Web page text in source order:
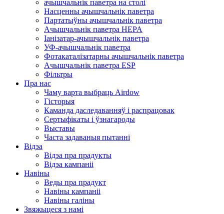
ачышчальнік паветра на столі
Насценны ачышчальнік паветра
Партатыўны ачышчальнік паветра
Ачышчальнік паветра HEPA
Іанізатар-ачышчальнік паветра
УФ-ачышчальнік паветра
Фотакаталізатарны ачышчальнік паветра
Ачышчальнік паветра ESP
Фільтры
Пра нас
Чаму варта выбраць Airdow
Гісторыя
Каманда даследаванняў і распрацовак
Сертыфікаты і ўзнагароды
Выставы
Часта задаваныя пытанні
Відэа
Відэа пра прадукты
Відэа кампаніі
Навіны
Веды пра прадукт
Навіны кампаніі
Навіны галіны
Звяжыцеся з намі